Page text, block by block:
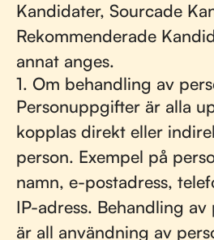
Kandidater, Sourcade
Rekommenderade
annat anges.
1. Om behandling av
Personuppgifter är alla
kopplas direkt eller
person. Exempel på
namn, e-postadress,
IP-adress. Behandling
är all användning av